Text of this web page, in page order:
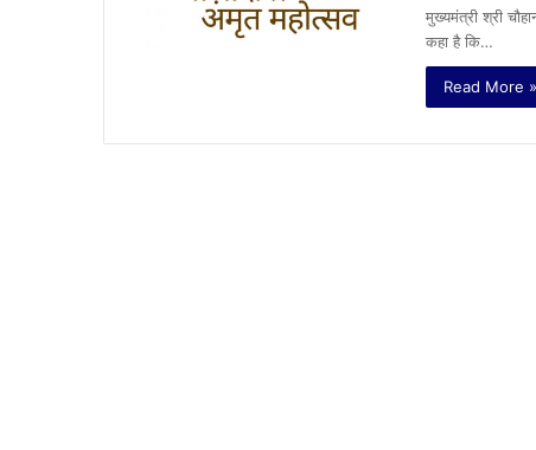
मुख्यमंत्री श्री
कहा है कि…
Read More »